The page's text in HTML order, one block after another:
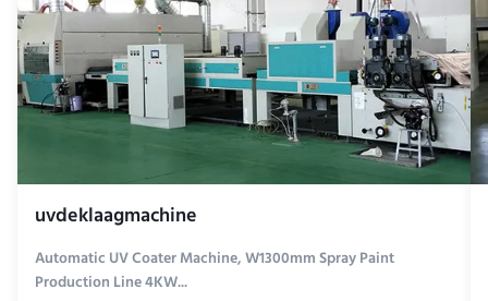
uvdeklaagmachine
Automatic UV Coater Machine, W1300mm Spray Paint
Production Line 4KW...